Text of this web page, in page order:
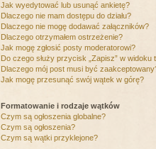
Jak wyedytować lub usunąć ankietę?
Dlaczego nie mam dostępu do działu?
Dlaczego nie mogę dodawać załączników?
Dlaczego otrzymałem ostrzeżenie?
Jak mogę zgłosić posty moderatorowi?
Do czego służy przycisk „Zapisz” w widoku
Dlaczego mój post musi być
Jak mogę przesunąć swój wątek w górę?
Formatowanie i rodzaje wątków
Czym są ogłoszenia globalne?
Czym są ogłoszenia?
Czym są wątki przyklejone?